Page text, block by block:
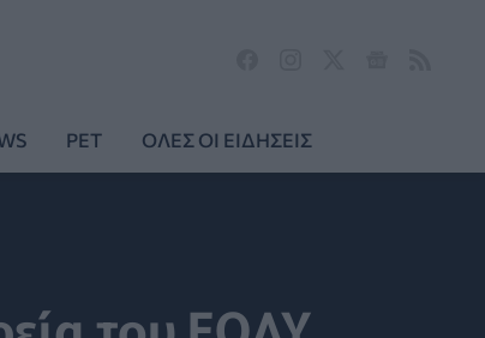
PET ΟΛΕΣ ΟΙ ΕΙΔΗΣΕΙΣ